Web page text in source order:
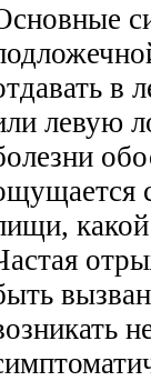
в
левую